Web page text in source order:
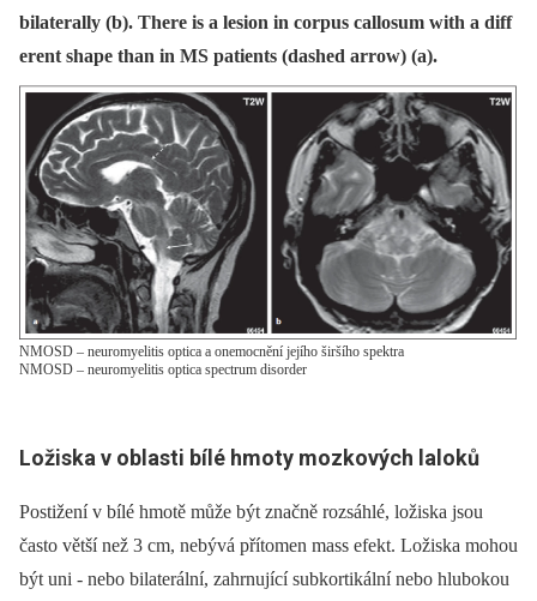
bilaterally (b). There is a lesion in corpus callosum with a diff
erent shape than in MS patients (dashed arrow) (a).
NMOSD – neuromyelitis optica a onemocnění jejího širšího spektra
NMOSD – neuromyelitis optica spectrum disorder
Ložiska v oblasti bílé hmoty mozkových laloků
Postižení v bílé hmotě může být značně rozsáhlé, ložiska jsou
často větší než 3 cm, nebývá přítomen mass efekt. Ložiska mohou
být uni -⁠ nebo bilaterální, zahrnující subkortikální nebo hlubokou